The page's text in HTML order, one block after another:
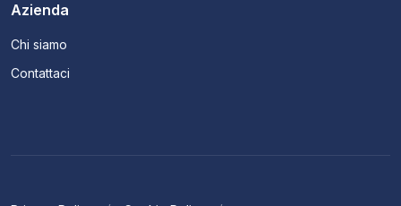
Azienda
Chi siamo
Contattaci